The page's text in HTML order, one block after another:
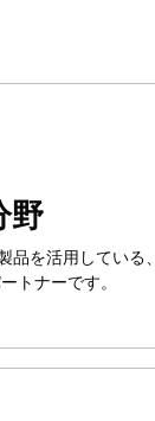
野
品を活用している
トナーです。